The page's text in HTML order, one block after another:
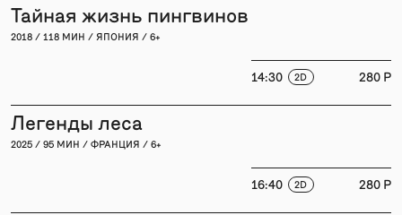
Тайная жизнь пингвинов
2018 / 118 МИН / ЯПОНИЯ / 6+
14:30 2D 280 P
Легенды леса
2025 / 95 МИН / ФРАНЦИЯ / 6+
16:40 2D 280 P